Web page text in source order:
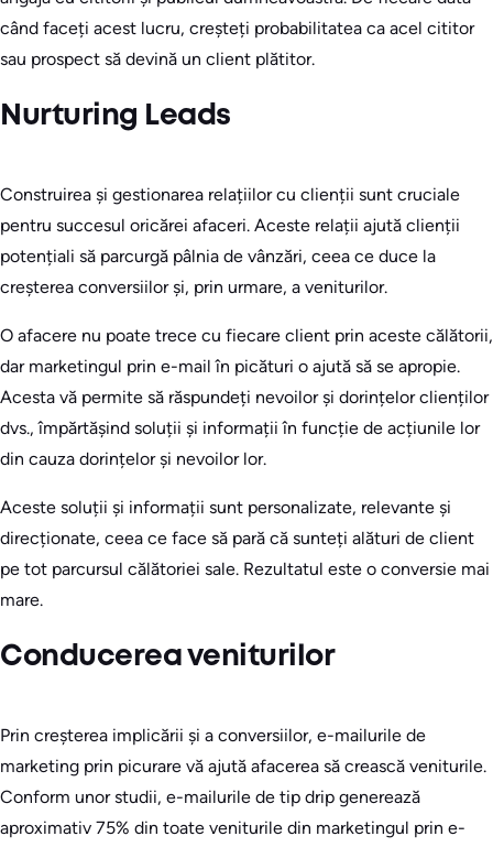
când faceți acest lucru, creșteți probabilitatea ca acel cititor
sau prospect să devină un client plătitor.
Nurturing Leads
Construirea și gestionarea relațiilor cu clienții sunt cruciale
pentru succesul oricărei afaceri. Aceste relații ajută clienții
potențiali să parcurgă pâlnia de vânzări, ceea ce duce la
creșterea conversiilor și, prin urmare, a veniturilor.
O afacere nu poate trece cu fiecare client prin aceste călătorii,
dar marketingul prin e-mail în picături o ajută să se apropie.
Acesta vă permite să răspundeți nevoilor și dorințelor clienților
dvs., împărtășind soluții și informații în funcție de acțiunile lor
din cauza dorințelor și nevoilor lor.
Aceste soluții și informații sunt personalizate, relevante și
direcționate, ceea ce face să pară că sunteți alături de client
pe tot parcursul călătoriei sale. Rezultatul este o conversie mai
mare.
Conducerea veniturilor
Prin creșterea implicării și a conversiilor, e-mailurile de
marketing prin picurare vă ajută afacerea să crească veniturile.
Conform unor studii, e-mailurile de tip drip generează
aproximativ 75% din toate veniturile din marketingul prin e-